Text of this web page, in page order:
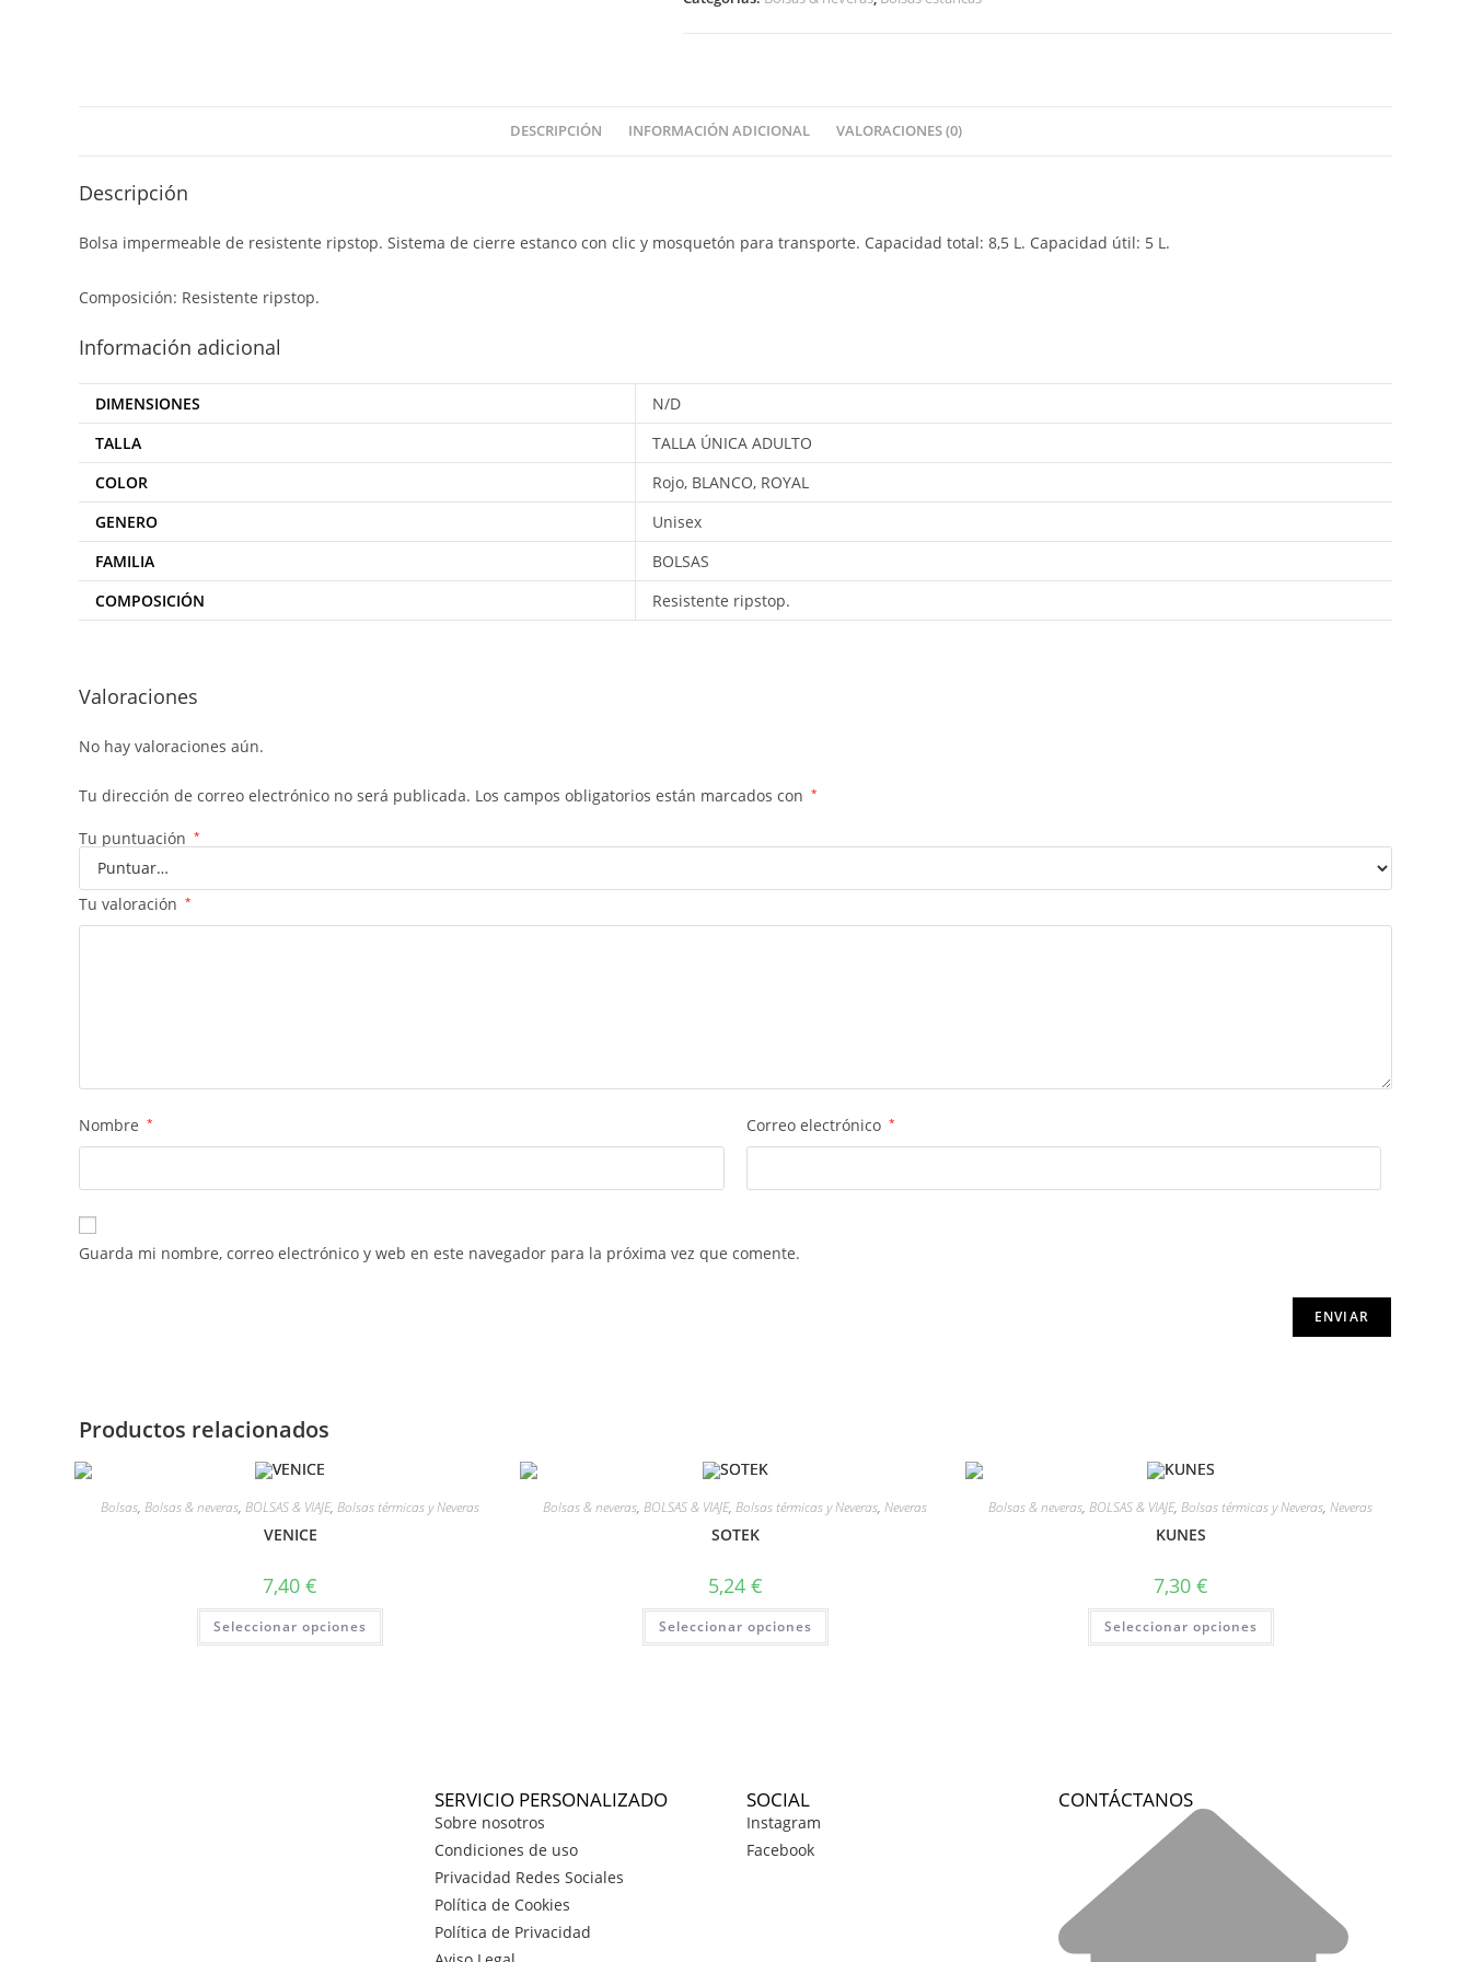
DESCRIPCIÓN INFORMACIÓN ADICIONAL VALORACIONES (0)
Descripción
Bolsa impermeable de resistente ripstop. Sistema de cierre estanco con clic y mosquetón para transporte. Capacidad total: 8,5 L. Capacidad útil: 5 L.
Composición: Resistente ripstop.
Información adicional
DIMENSIONES
N/D
TALLA
TALLA ÚNICA ADULTO
COLOR
Rojo, BLANCO, ROYAL
GENERO
Unisex
FAMILIA
BOLSAS
COMPOSICIÓN
Resistente ripstop.
Valoraciones
No hay valoraciones aún.
Tu dirección de correo electrónico no será publicada. Los campos obligatorios están marcados con *
Tu puntuación *
Tu valoración *
Nombre * Correo electrónico *
Guarda mi nombre, correo electrónico y web en este navegador para la próxima vez que comente.
Productos relacionados
Bolsas,Bolsas & neveras,BOLSAS & VIAJE,Bolsas térmicas y Neveras
VENICE
7,40€
Seleccionar opciones
Bolsas & neveras,BOLSAS & VIAJE,Bolsas térmicas y Neveras,Neveras
SOTEK
5,24 €
Seleccionar opciones
Bolsas & neveras,BOLSAS & VIAJE,Bolsas térmicas y Neveras,Neveras
KUNES
7,30 €
Seleccionar opciones
SERVICIO PERSONALIZADO
Sobre nosotros
Condiciones de uso
Privacidad Redes Sociales
Política de Cookies
Política de Privacidad
SOCIAL
Instagram
Facebook
CONTÁCTANOS